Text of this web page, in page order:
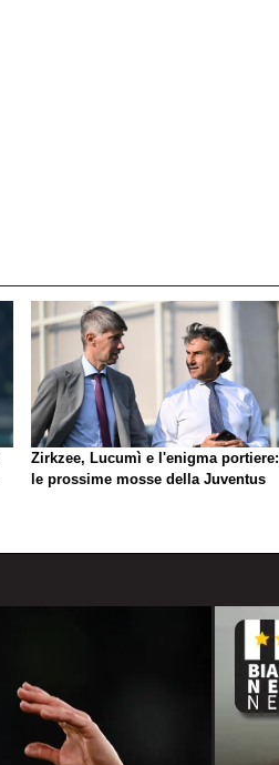
Zirkzee, Lucumì e l'enigma portiere:
le prossime mosse della Juventus